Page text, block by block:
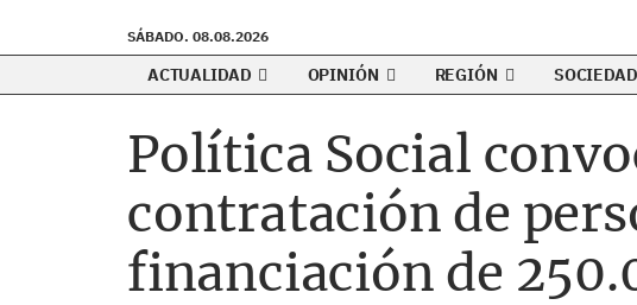
SÁBADO. 08.08.2026
ACTUALIDAD OPINIÓN REGIÓN
Política Social
contratación de
financiación de